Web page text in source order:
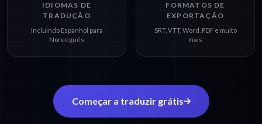
IDIOMAS DE
TRADUÇÃO
Incluindo Espanhol para
Norueguês
FORMATOS DE
EXPORTAÇÃO
SRT, VTT, Word, PDF e muito
mais
Começar a traduzir grátis